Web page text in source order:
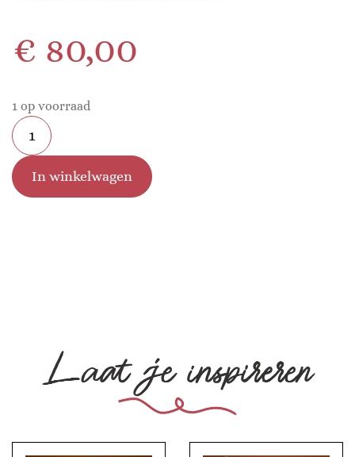
€ 80,00
1 op voorraad
In winkelwagen
Laat je inspireren